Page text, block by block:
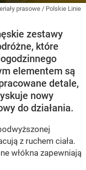
prasowe / Polskie Linie
zestawy
które
elementem są
detale,
nowy
do działania.
z ruchem ciała.
włókna zapewniają